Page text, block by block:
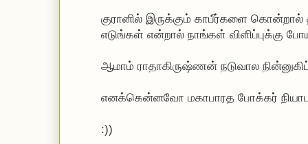
குரானில் இருக்கும் காபீர்களை
எடுங்கள் என்றால் நாங்கள் விளிப்புக்கு
ஆமாம் ராதாகிருஷ்ணன் நடுவால
எனக்கென்னவோ மகாபாரத போக்கர்
:))